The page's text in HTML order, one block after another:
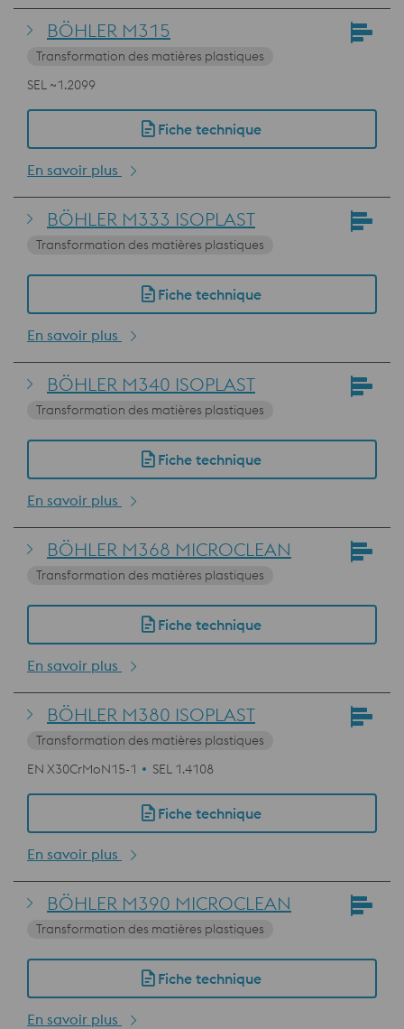
BÖHLER M315
Transformation des matières plastiques
SEL ~1.2099
Fiche technique
En savoir plus
BÖHLER M333 ISOPLAST
Transformation des matières plastiques
Fiche technique
En savoir plus
BÖHLER M340 ISOPLAST
Transformation des matières plastiques
Fiche technique
En savoir plus
BÖHLER M368 MICROCLEAN
Transformation des matières plastiques
Fiche technique
En savoir plus
BÖHLER M380 ISOPLAST
Transformation des matières plastiques
EN X30CrMoN15-1
SEL 1.4108
Fiche technique
En savoir plus
BÖHLER M390 MICROCLEAN
Transformation des matières plastiques
Fiche technique
En savoir plus